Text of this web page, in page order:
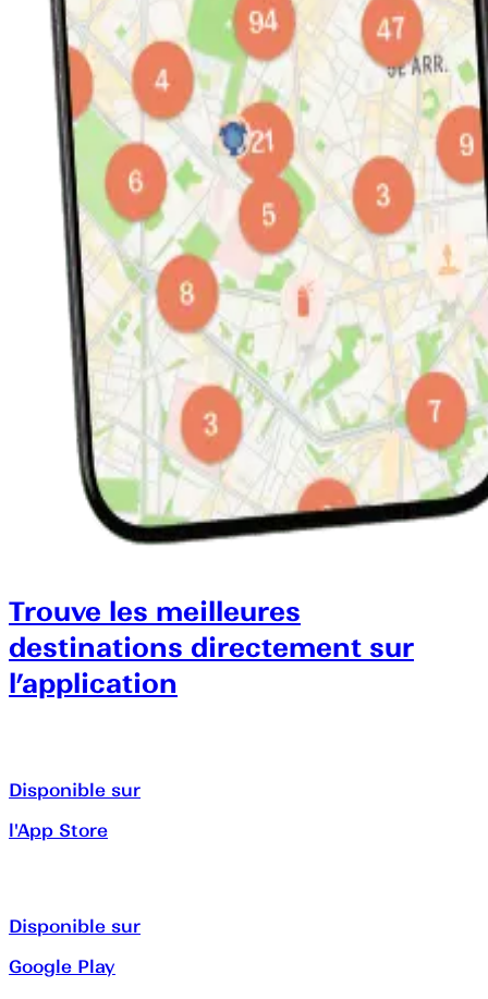
Trouve les meilleures
destinations directement sur
l’application
Disponible sur
l'App Store
Disponible sur
Google Play